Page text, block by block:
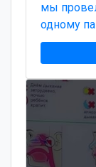
мы
одному